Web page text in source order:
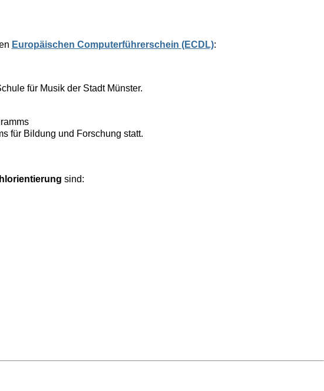
Europäischen Computerführerschein (ECDL):
für Musik der Stadt Münster.
für Bildung und Forschung statt.
sind: